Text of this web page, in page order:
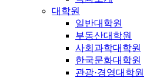
대학원
일반대학원
부동산대학원
사회과학대학원
한국문화대학원
관광·경영대학원